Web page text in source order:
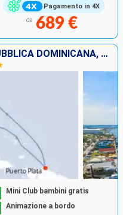
Pagamento in 4X
da 689 €
STATI UNITI, BAHAMAS, REPUBBLICA DOMINICANA, MESSICO
Mini Club bambini gratis
Animazione a bordo